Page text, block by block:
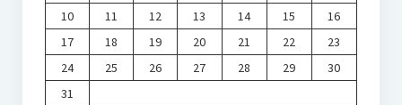
10
11 12 13 14 15
16
17
18 19 20 21 22
23
24
25 26 27 28 29
30
31